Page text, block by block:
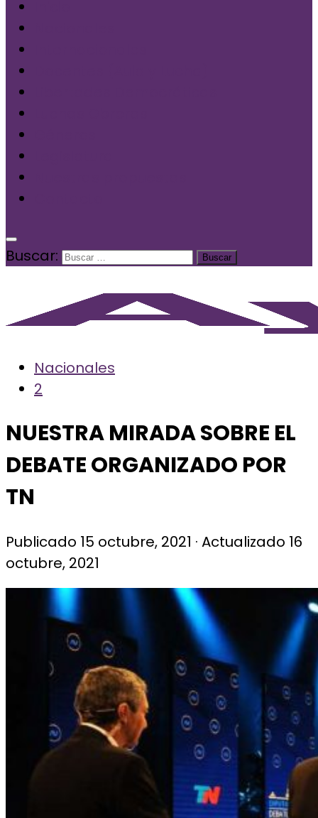
Buscar:
Nacionales
2
NUESTRA MIRADA SOBRE EL
DEBATE ORGANIZADO POR
TN
Publicado 15 octubre, 2021 · Actualizado 16
octubre, 2021